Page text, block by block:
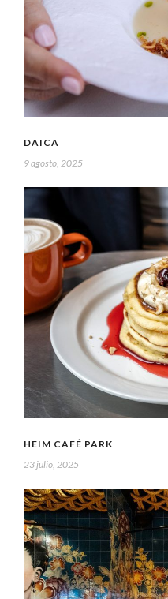
DAICA
9 agosto, 2025
HEIM CAFÉ PARK
23 julio, 2025